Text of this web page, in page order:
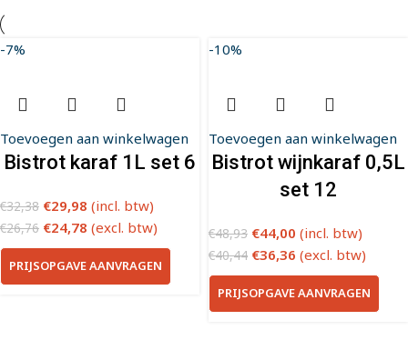
-7%
Toevoegen aan winkelwagen
Bistrot karaf 1L set 6
€32,38 €29,98 (incl. btw)
€26,76 €24,78 (excl. btw)
PRIJSOPGAVE AANVRAGEN
-10%
Toevoegen aan winkelwagen
Bistrot wijnkaraf 0,5L
set 12
€48,93 €44,00 (incl. btw)
€40,44 €36,36 (excl. btw)
PRIJSOPGAVE AANVRAGEN